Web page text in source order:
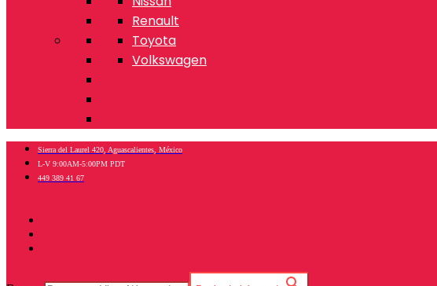
Renault
Toyota
Volkswagen
Sierra del Laurel 420, Aguascalientes, México
L-V 9:00AM-5:00PM PDT
449 389 41 67